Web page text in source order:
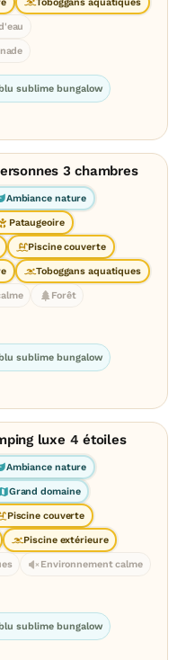
sublime bungalow
3 chambres
Ambiance nature
Pataugeoire
Piscine couverte
Toboggans aquatiques
Forêt
sublime bungalow
luxe 4 étoiles
Ambiance nature
Grand domaine
Piscine couverte
Piscine extérieure
Environnement calme
sublime bungalow